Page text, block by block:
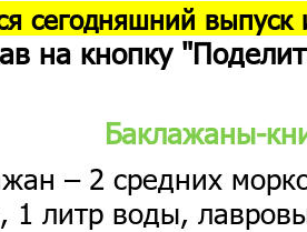
сегодняшний выпуск
на кнопку
Баклажаны-
– 2 средних
1 литр воды,